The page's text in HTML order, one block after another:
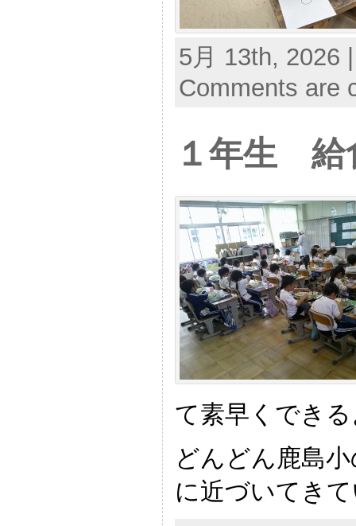
5月 13th, 2026
Comments are
１年生 給
て素早くでき
どんどん鹿島
に近づいてき